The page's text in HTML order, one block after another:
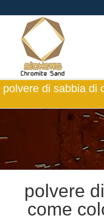
polvere di sabbia di
polvere
come